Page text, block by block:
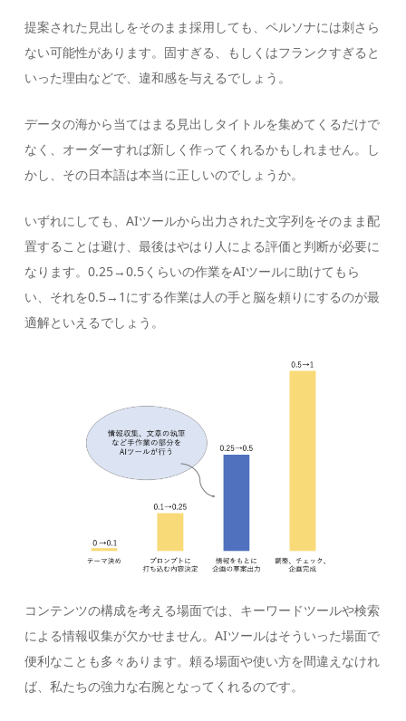
提案された見出しをそのまま採用しても、ペルソナには刺さら
ない可能性があります。固すぎる、もしくはフランクすぎると
いった理由などで、違和感を与えるでしょう。
データの海から当てはまる見出しタイトルを集めてくるだけで
なく、オーダーすれば新しく作ってくれるかもしれません。し
かし、その日本語は本当に正しいのでしょうか。
いずれにしても、AIツールから出力された文字列をそのまま配
置することは避け、最後はやはり人による評価と判断が必要に
なります。0.25→0.5くらいの作業をAIツールに助けてもら
い、それを0.5→1にする作業は人の手と脳を頼りにするのが最
適解といえるでしょう。
コンテンツの構成を考える場面では、キーワードツールや検索
による情報収集が欠かせません。AIツールはそういった場面で
便利なことも多々あります。頼る場面や使い方を間違えなけれ
ば、私たちの強力な右腕となってくれるのです。